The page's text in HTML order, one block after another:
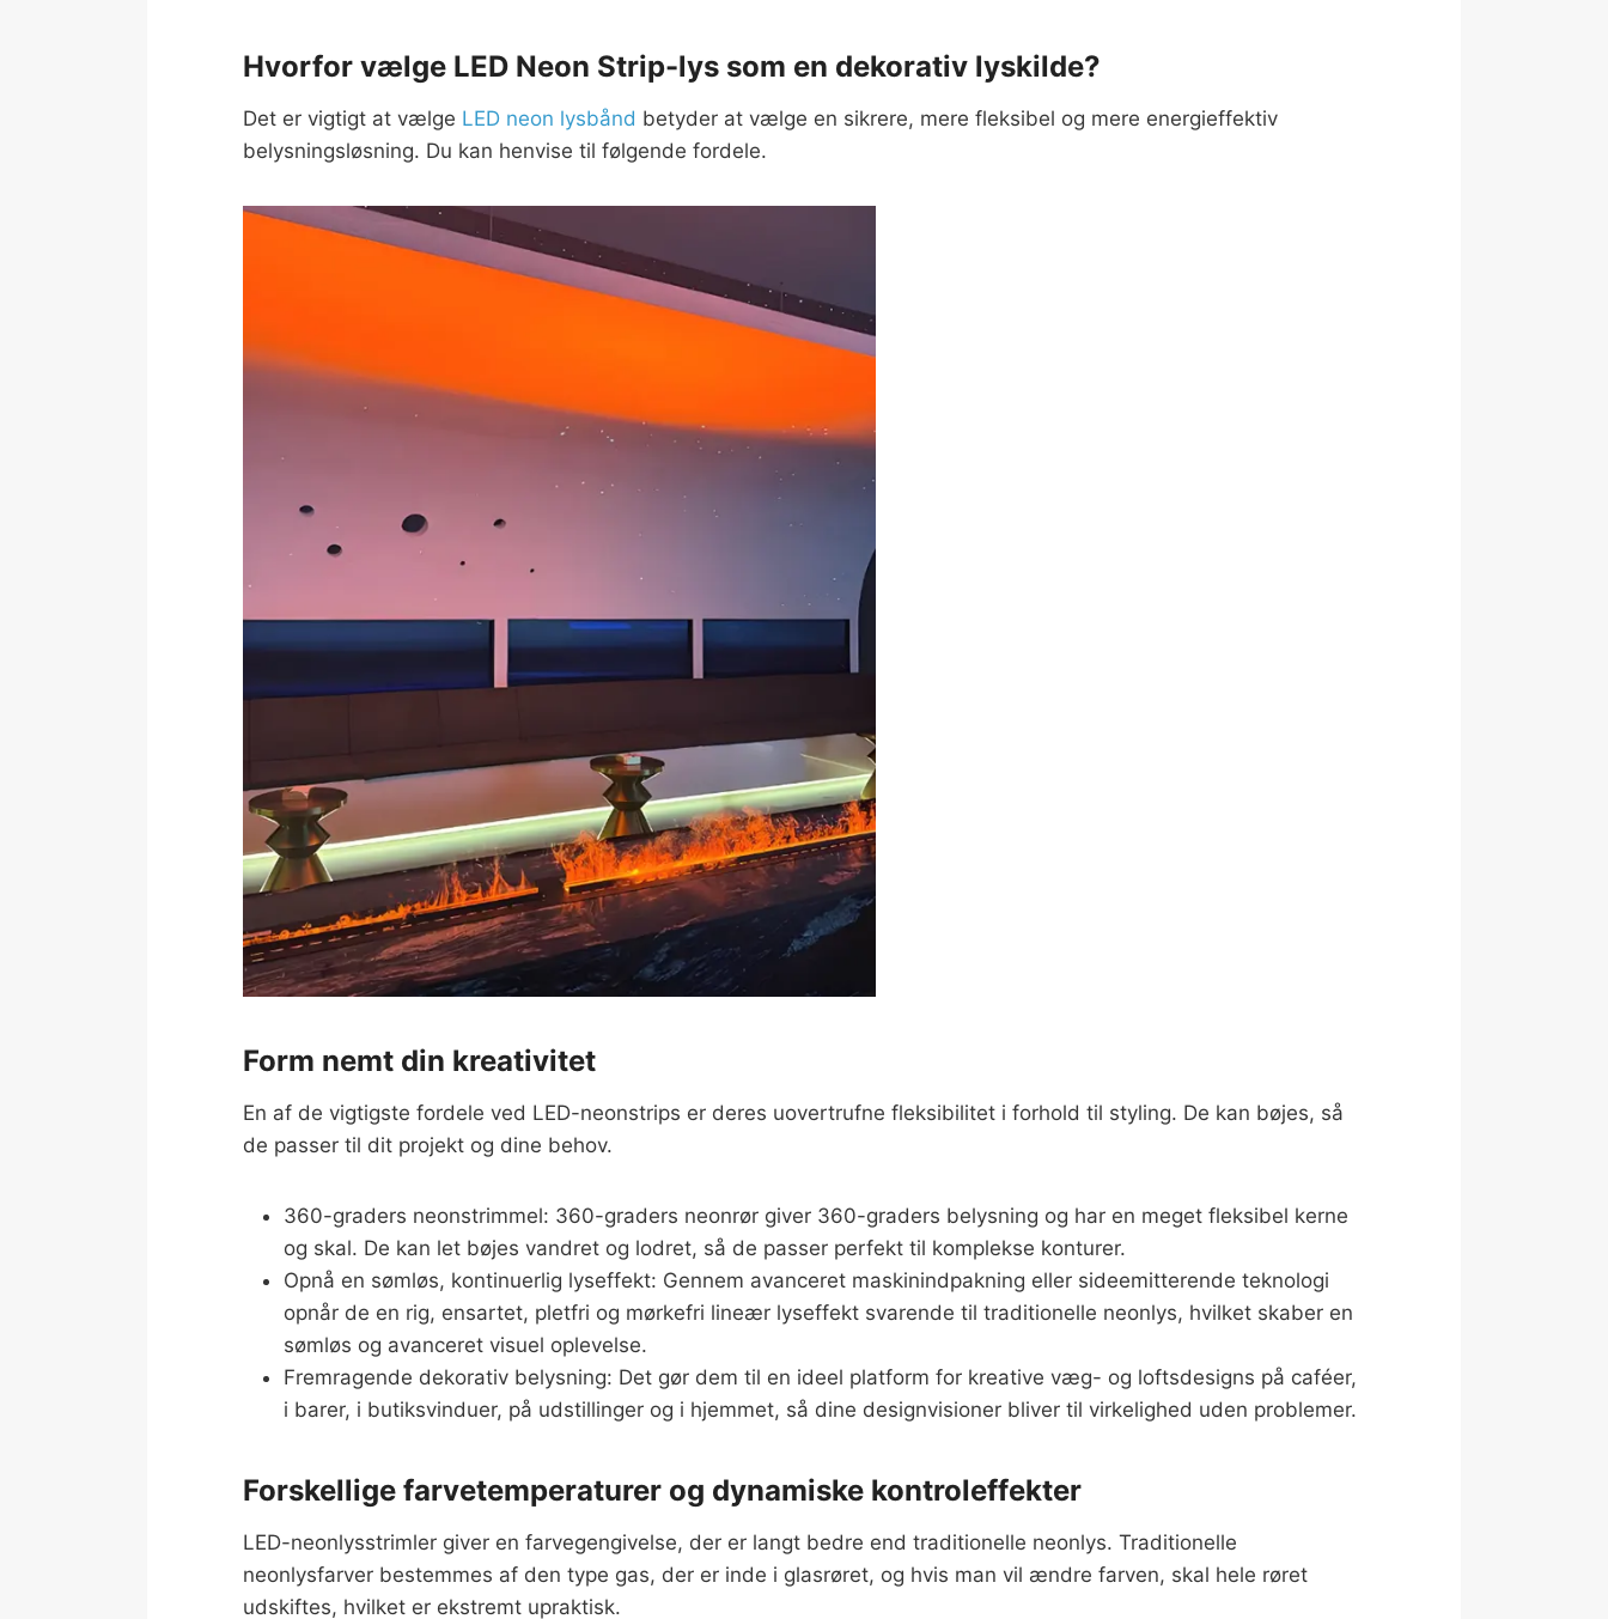
Hvorfor vælge LED Neon Strip-lys som en dekorativ lyskilde?
Det er vigtigt at vælge LED neon lysbånd betyder at vælge en sikrere, mere fleksibel og mere energieffektiv
belysningsløsning. Du kan henvise til følgende fordele.
Form nemt din kreativitet
En af de vigtigste fordele ved LED-neonstrips er deres uovertrufne fleksibilitet i forhold til styling. De kan bøjes, så
de passer til dit projekt og dine behov.
360-graders neonstrimmel: 360-graders neonrør giver 360-graders belysning og har en meget fleksibel kerne
og skal. De kan let bøjes vandret og lodret, så de passer perfekt til komplekse konturer.
Opnå en sømløs, kontinuerlig lyseffekt: Gennem avanceret maskinindpakning eller sideemitterende teknologi
opnår de en rig, ensartet, pletfri og mørkefri lineær lyseffekt svarende til traditionelle neonlys, hvilket skaber en
sømløs og avanceret visuel oplevelse.
Fremragende dekorativ belysning: Det gør dem til en ideel platform for kreative væg- og loftsdesigns på caféer,
i barer, i butiksvinduer, på udstillinger og i hjemmet, så dine designvisioner bliver til virkelighed uden problemer.
Forskellige farvetemperaturer og dynamiske kontroleffekter
LED-neonlysstrimler giver en farvegengivelse, der er langt bedre end traditionelle neonlys. Traditionelle
neonlysfarver bestemmes af den type gas, der er inde i glasrøret, og hvis man vil ændre farven, skal hele røret
udskiftes, hvilket er ekstremt upraktisk.